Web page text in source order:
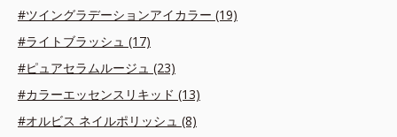
#ツイングラデーションアイカラー (19)
#ライトブラッシュ (17)
#ピュアセラムルージュ (23)
#カラーエッセンスリキッド (13)
#オルビス ネイルポリッシュ (8)